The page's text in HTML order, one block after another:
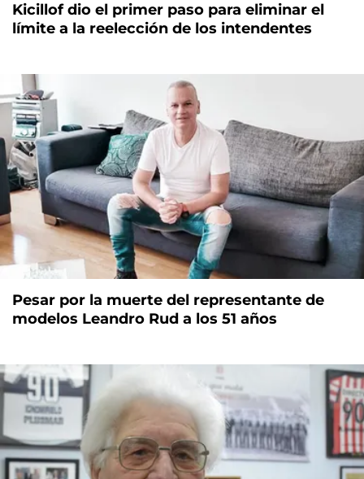
Kicillof dio el primer paso para eliminar el
límite a la reelección de los intendentes
Pesar por la muerte del representante de
modelos Leandro Rud a los 51 años